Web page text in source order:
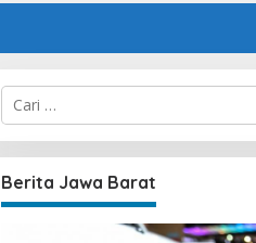
C
i
u
n
t
Berita Jawa Barat